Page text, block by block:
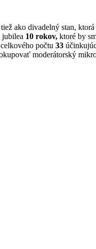
ako divadelný stan,
jubilea 10 rokov, ktoré by
počtu 33
moderátorský